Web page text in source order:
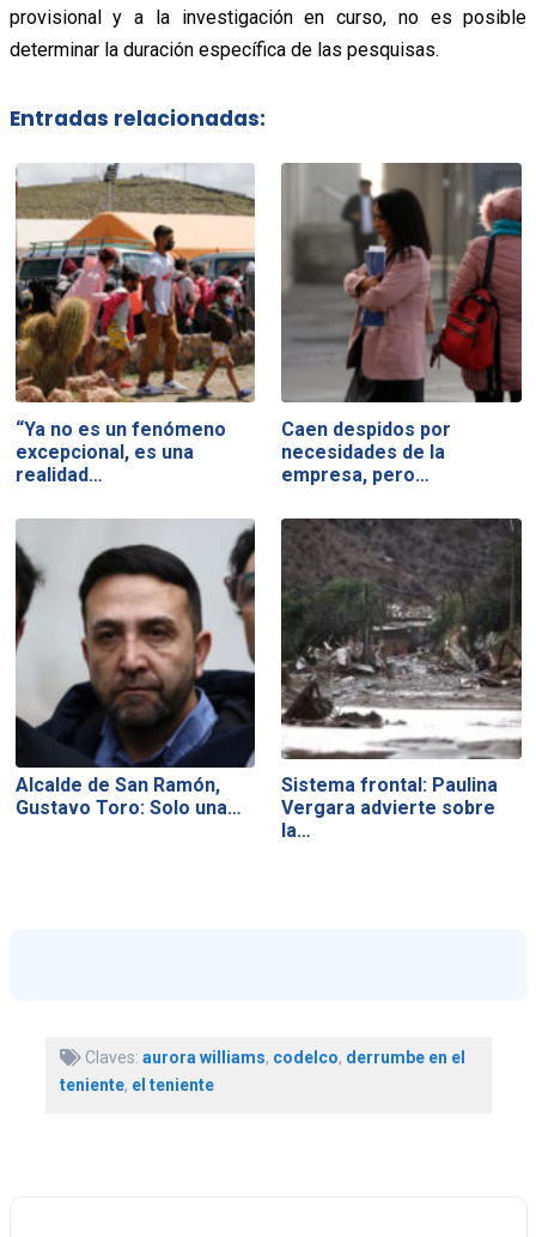
provisional y a la investigación en curso, no es posible
determinar la duración específica de las pesquisas.
Entradas relacionadas:
“Ya no es un fenómeno
excepcional, es una
realidad…
Caen despidos por
necesidades de la
empresa, pero…
Alcalde de San Ramón,
Gustavo Toro: Solo una…
Sistema frontal: Paulina
Vergara advierte sobre
la…
Claves: aurora williams, codelco, derrumbe en el
teniente, el teniente